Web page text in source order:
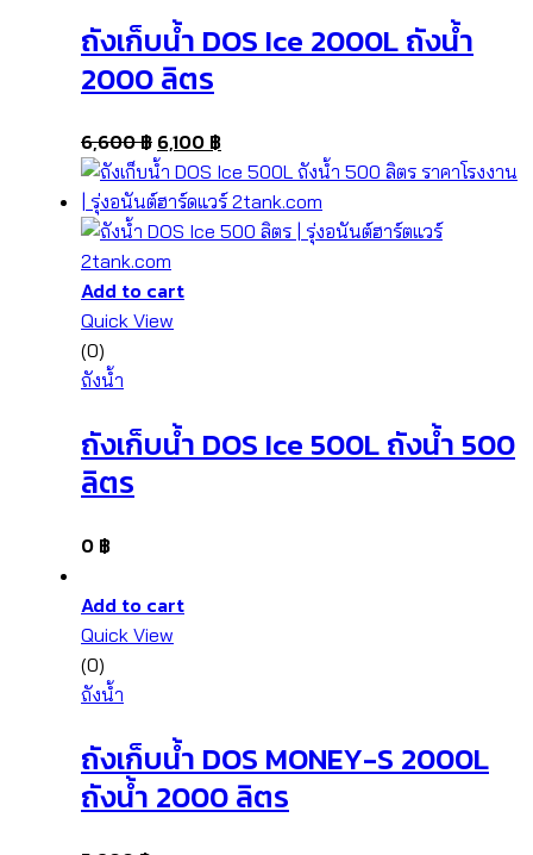
ถังเก็บน้ำ DOS Ice 2000L ถังน้ำ
2000 ลิตร
6,600฿ 6,100 ฿
Add to cart
Quick View
(0)
ถังน้ำ
ถังเก็บน้ำ DOS Ice 500L ถังน้ำ 500
ลิตร
0 ฿
Add to cart
Quick View
(0)
ถังน้ำ
ถังเก็บน้ำ DOS MONEY-S 2000L
ถังน้ำ 2000 ลิตร